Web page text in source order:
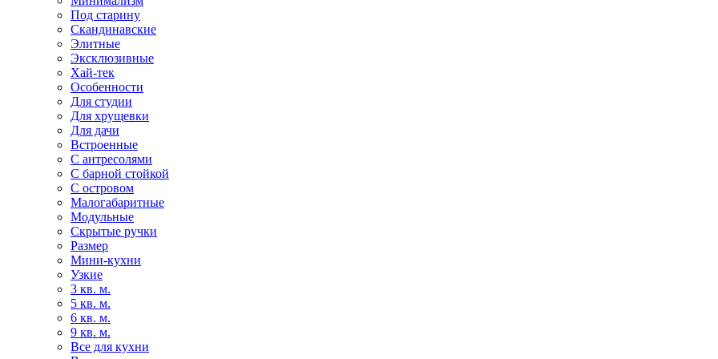
Под старину
Скандинавские
Элитные
Эксклюзивные
Хай-тек
Особенности
Для студии
Для хрущевки
Для дачи
Встроенные
С антресолями
С барной стойкой
С островом
Малогабаритные
Модульные
Скрытые ручки
Размер
Мини-кухни
Узкие
3 кв. м.
5 кв. м.
6 кв. м.
9 кв. м.
Все для кухни